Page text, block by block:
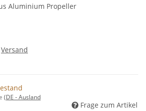
Aluminium Propeller
Versand
(DE - Ausland
Frage zum Artikel